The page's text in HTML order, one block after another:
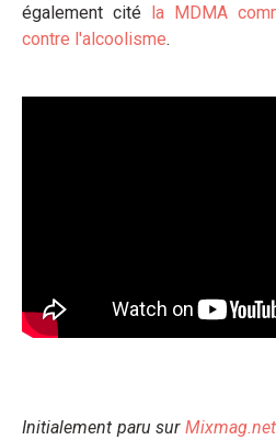
également cité la MDMA
contre l'alcoolisme.
Initialement paru sur Mixmag.net